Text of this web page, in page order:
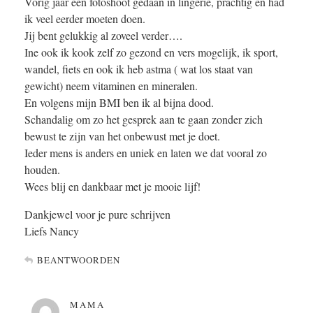
ik veel eerder moeten doen.
Jij bent gelukkig al zoveel verder….
Ine ook ik kook zelf zo gezond en vers mogelijk, ik sport,
wandel, fiets en ook ik heb astma ( wat los staat van
gewicht) neem vitaminen en mineralen.
En volgens mijn BMI ben ik al bijna dood.
Schandalig om zo het gesprek aan te gaan zonder zich
bewust te zijn van het onbewust met je doet.
Ieder mens is anders en uniek en laten we dat vooral zo
houden.
Wees blij en dankbaar met je mooie lijf!
Dankjewel voor je pure schrijven
Liefs Nancy
BEANTWOORDEN
MAMA